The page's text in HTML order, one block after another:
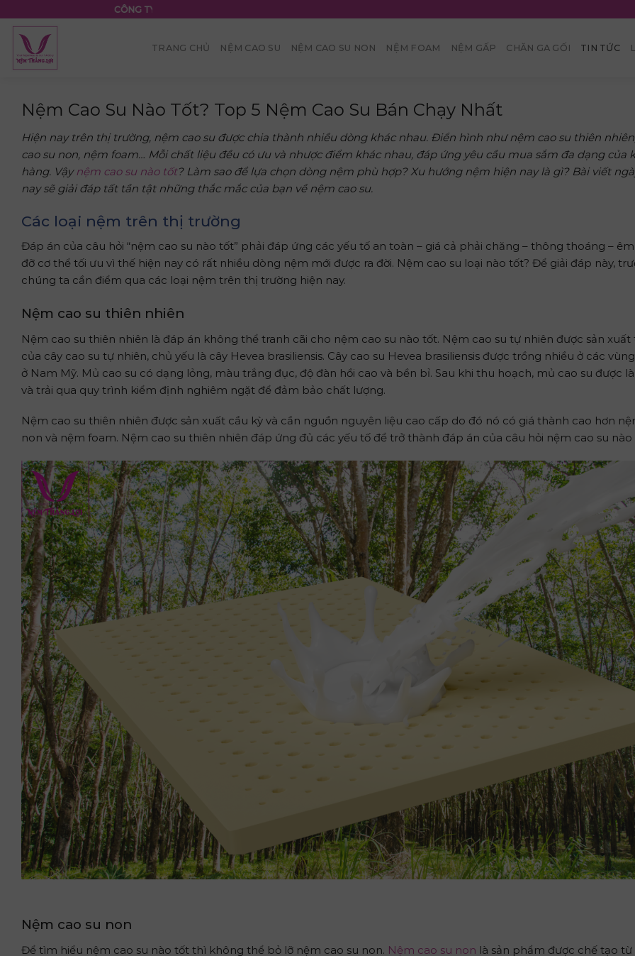
content
CÔNG TY TNHH NỆM THẮNG LỢI
TRANG CHỦ NỆM CAO SU NỆM CAO SU NON NỆM FOAM NỆM GẤP CHĂN GA GỐI TIN TỨC
Nệm Cao Su Nào Tốt? Top 5 Nệm Cao Su Bán Chạy Nhất
Hiện nay trên thị trường, nệm cao su được chia thành nhiều dòng khác nhau. Điển hình như nệm cao su thiên
cao su non, nệm foam… Mỗi chất liệu đều có ưu và nhược điểm khác nhau, đáp ứng yêu cầu mua sắm đa dạng của
hàng. Vậynệm cao su nào tốt? Làm sao để lựa chọn dòng nệm phù hợp? Xu hướng nệm hiện nay là gì? Bài viết
nay sẽ giải đáp tất tần tật những thắc mắc của bạn về nệm cao su.
Các loại nệm trên thị trường
Đáp án của câu hỏi “nệm cao su nào tốt” phải đáp ứng các yếu tố an toàn – giá cả phải chăng – thông thoáng – êm
đỡ cơ thể tối ưu vì thế hiện nay có rất nhiều dòng nệm mới được ra đời. Nệm cao su loại nào tốt? Để giải đáp này,
chúng ta cần điểm qua các loại nệm trên thị trường hiện nay.
Nệm cao su thiên nhiên
Nệm cao su thiên nhiên là đáp án không thể tranh cãi cho nệm cao su nào tốt. Nệm cao su tự nhiên được sản xuất
của cây cao su tự nhiên, chủ yếu là cây Hevea brasiliensis. Cây cao su Hevea brasiliensis được trồng nhiều ở các
ở Nam Mỹ. Mủ cao su có dạng lỏng, màu trắng đục, độ đàn hồi cao và bền bỉ. Sau khi thu hoạch, mủ cao su được
và trải qua quy trình kiểm định nghiêm ngặt để đảm bảo chất lượng.
Nệm cao su thiên nhiên được sản xuất cầu kỳ và cần nguồn nguyên liệu cao cấp do đó nó có giá thành cao hơn
non và nệm foam. Nệm cao su thiên nhiên đáp ứng đủ các yếu tố để trở thành đáp án của câu hỏi nệm cao su nào
Nệm cao su non
Để tìm hiểu nệm cao su nào tốt thì không thể bỏ lỡ nệm cao su non. Nệm cao su non là sản phẩm được chế tạo từ